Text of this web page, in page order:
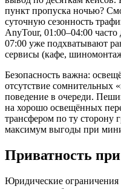
пункт пропуска ночью?
суточную сезонность
AnyTour, 01:00–04:00
07:00 уже подхватывают
сервисы (кафе,
Безопасность важна:
отсутствие сомнительных
поведение в очереди.
на хорошо освещённых
трансфером по ту сторону
максимум выгоды при
Приватность
Юридические